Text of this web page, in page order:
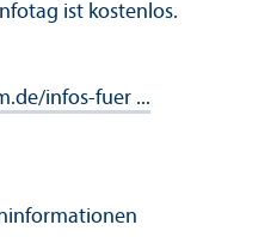
ist kostenlos.
infos-fuer ...